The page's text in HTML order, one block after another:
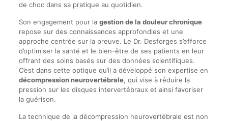
de choc dans sa pratique au quotidien.
Son engagement pour la gestion de la douleur chronique
repose sur des connaissances approfondies et une
approche centrée sur la preuve. Le Dr. Desforges s’efforce
d’optimiser la santé et le bien-être de ses patients en leur
offrant des soins basés sur des données scientifiques.
C’est dans cette optique qu’il a développé son expertise en
décompression neurovertébrale, qui vise à réduire la
pression sur les disques intervertébraux et ainsi favoriser
la guérison.
La technique de la décompression neurovertébrale est non